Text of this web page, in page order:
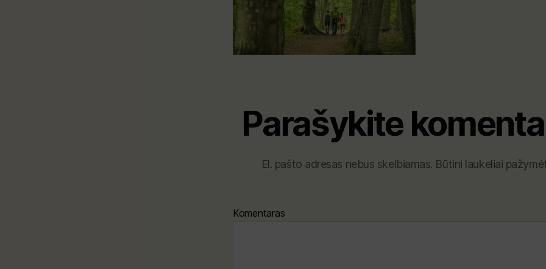
Parašykite
El. pašto adresas nebus skelbiamas. Būtini laukeliai
Komentaras